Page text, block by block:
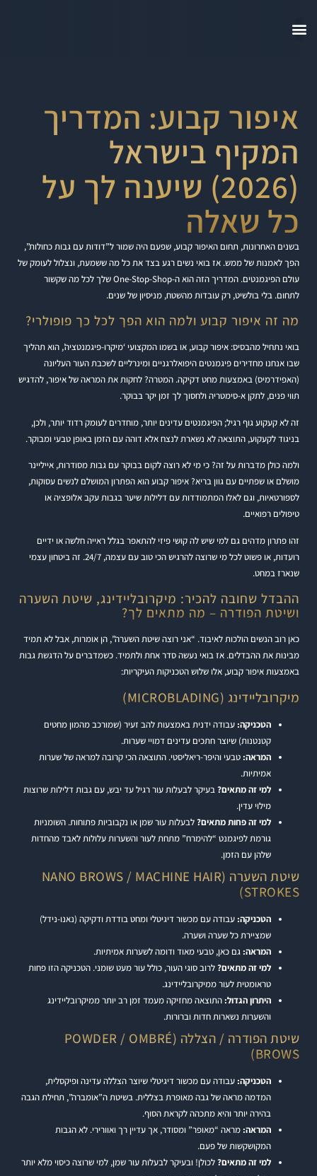
איפור קבוע: המדריך
המקיף בישראל
(2026) שיענה לך על
כל שאלה
בשנים האחרונות, תחום האיפור קבוע, שפעם היה שמור ל”דודות עם גבות כחולות”,
הפך לאמנות של ממש. אז בואי נשים רגע בצד את כל מה ששמעת, ונצלול לעומק של
עולם הפיגמנטים. המדריך הזה הוא ה-One-Stop-Shop שלך לכל מה שקשור
לתחום. בלי בולשיט, רק עובדות מהשטח, מניסיון של שנים.
מה זה איפור קבוע ולמה הוא הפך לכל כך פופולרי?
בואי נתחיל מהבסיס: איפור קבוע, או בשמו המקצועי ‘מיקרו-פיגמנטציה’, הוא תהליך
שבו אנחנו מחדירים פיגמנטים היפואלרגניים ומינרליים לשכבת העור העליונה
(האפידרמיס) באמצעות מחט דקיקה. המטרה? לחקות את המראה של איפור, להדגיש
תווי פנים, לתקן א-סימטריה ולחסוך לך זמן יקר בבוקר.
זה לא קעקוע גוף רגיל; הפיגמנטים עדינים יותר, מוחדרים לעומק רדוד יותר, ולכן,
בניגוד לקעקוע, התוצאה לא נשארת לנצח אלא דוהה עם הזמן באופן טבעי ומבוקר.
ולמה כולן מדברות על זה? כי מי לא רוצה לקום בבוקר עם גבות מסודרות, אייליינר
מושלם או שפתיים עם גוון בריא? איפור קבוע הוא הפתרון המושלם לנשים עסוקות,
לספורטאיות, וגם לאלו המתמודדות עם דלילות שיער בגבות עקב אלופציה או
טיפולים רפואיים.
זהו פתרון מדהים גם למי שיש לה קושי פיזי להתאפר בגלל ראייה חלשה או ידיים
רועדות, או פשוט לכל מי שרוצה להרגיש הכי טוב עם עצמה, 24/7. זה ביטחון עצמי
שנארז במחט.
ההבדל שחובה להכיר: מיקרובליידינג, שיטת השערה
ושיטת הפודרה – מה מתאים לך?
כאן רוב הנשים הולכות לאיבוד. “אני רוצה שיטת השערה”, הן אומרות, אבל לא תמיד
מבינות את ההבדלים. אז בואי נעשה סדר אחת ולתמיד. כשמדברים על הדגשת גבות
באמצעות איפור קבוע, אלו שלוש הטכניקות העיקריות:
מיקרובליידינג (MICROBLADING)
הטכניקה: עבודה ידנית באמצעות להב זעיר (שמורכב מהמון מחטים
קטנטנות) שיוצר חתכים עדינים דמויי שערות.
המראה: טבעי והיפר-ריאליסטי. התוצאה הכי קרובה למראה של שערות
אמיתיות.
למי זה מתאים?בעיקר לבעלות עור רגיל עד יבש, עם גבות דלילות שרוצות
מילוי עדין.
למי זה פחות מתאים?לבעלות עור שמן או נקבוביות פתוחות. השומניות
גורמת לפיגמנט “להימרח” מתחת לעור והשערות עלולות לאבד מהחדות
שלהן עם הזמן.
שיטת השערה (NANO BROWS / MACHINE HAIR
STROKES)
הטכניקה: עבודה עם מכשור דיגיטלי ומחט בודדת ודקיקה (נאנו-נידל)
שמציירת כל שערה ושערה.
המראה: גם כאן, טבעי מאוד ודומה לשערות אמיתיות.
למי זה מתאים?לרוב סוגי העור, כולל עור מעט שומני. הטכניקה הזו פחות
טראומטית לעור ממיקרובליידינג.
היתרון הגדול: התוצאה מחזיקה מעמד זמן רב יותר ממיקרובליידינג
והשערות נשארות חדות וברורות.
שיטת הפודרה / הצללה (POWDER / OMBRÉ
BROWS)
הטכניקה: עבודה עם מכשור דיגיטלי שיוצר הצללה עדינה ופיקסלית,
המדמה מראה של גבה מאופרת בצללית. בשיטת ה”אומברה”, תחילת הגבה
בהירה יותר והיא מתכהה לקראת הסוף.
המראה: מראה “מאופר” ומסודר, אך עדיין רך ואוורירי. לא הגבות
המקושקשות של פעם.
למי זה מתאים?לכולן! ובעיקר לבעלות עור שמן, למי שרוצה כיסוי מלא יותר